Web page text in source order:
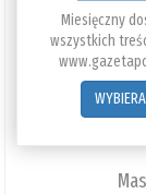
Miesięczny
wszystkich